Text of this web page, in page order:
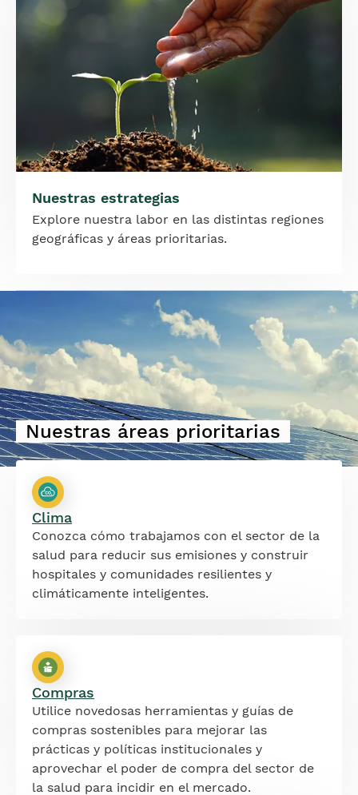
Nuestras estrategias
Explore nuestra labor en las distintas regiones
geográficas y áreas prioritarias.
Nuestras áreas prioritarias
Clima
Conozca cómo trabajamos con el sector de la
salud para reducir sus emisiones y construir
hospitales y comunidades resilientes y
climáticamente inteligentes.
Compras
Utilice novedosas herramientas y guías de
compras sostenibles para mejorar las
prácticas y políticas institucionales y
aprovechar el poder de compra del sector de
la salud para incidir en el mercado.